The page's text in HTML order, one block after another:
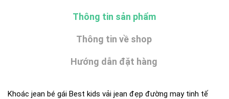
Thông tin sản phẩm
Thông tin về shop
Hướng dẫn đặt hàng
Khoác jean bé gái Best kids vải jean đẹp đường may tinh tế